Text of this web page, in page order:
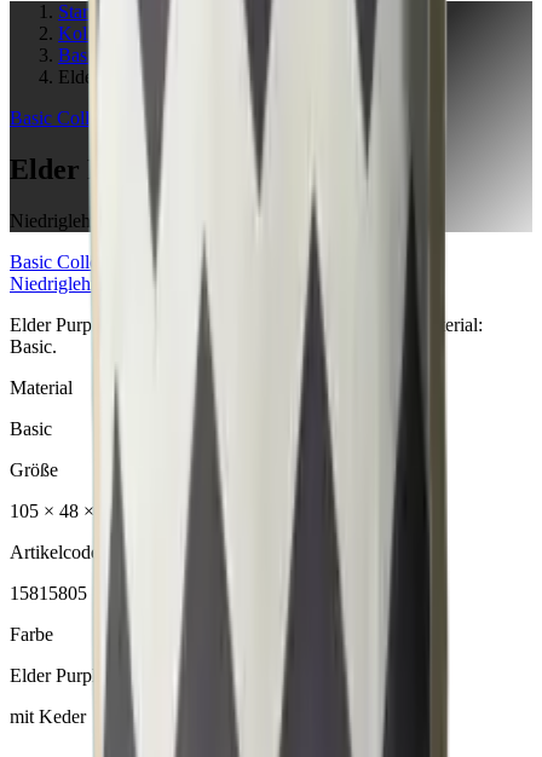
Startseite
Kollektionen
Basic
Elder Purple
Basic Collection
Elder Purple
Niedriglehner
Basic Collection
Niedriglehner
Elder Purple Niedriglehner aus der Basic Collection. Material:
Basic.
Material
Basic
Größe
105 × 48 × 6 cm
Artikelcode
15815805
Farbe
Elder Purple
mit Keder